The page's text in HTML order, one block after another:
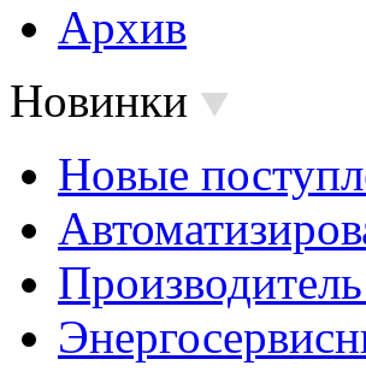
Архив
Новинки
Новые